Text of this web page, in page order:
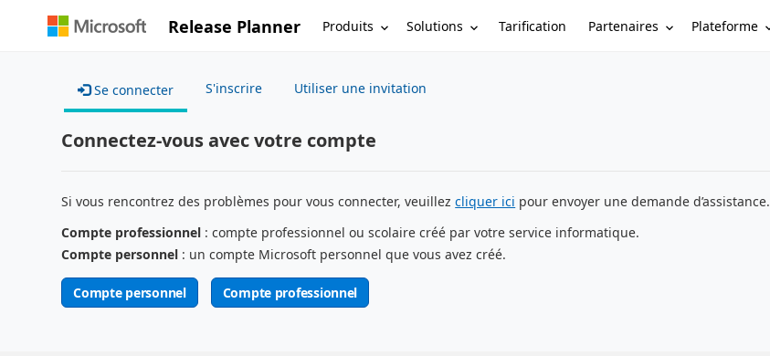
Release Planner Produits Solutions Tarification Partenaires Plateforme
Se connecter S'inscrire Utiliser une invitation
Connectez-vous avec votre compte
Si vous rencontrez des problèmes pour vous connecter, veuillezcliquer ici pour envoyer une demande d’assistance.
Compte professionnel : compte professionnel ou scolaire créé par votre service informatique.
Compte personnel : un compte Microsoft personnel que vous avez créé.
Compte personnel Compte professionnel